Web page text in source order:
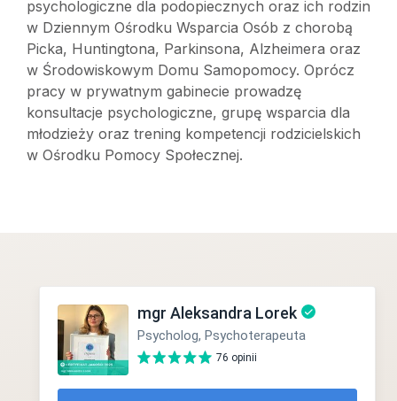
psychologiczne dla podopiecznych oraz ich rodzin
w Dziennym Ośrodku Wsparcia Osób z chorobą
Picka, Huntingtona, Parkinsona, Alzheimera oraz
w Środowiskowym Domu Samopomocy. Oprócz
pracy w prywatnym gabinecie prowadzę
konsultacje psychologiczne, grupę wsparcia dla
młodzieży oraz trening kompetencji rodzicielskich
w Ośrodku Pomocy Społecznej.